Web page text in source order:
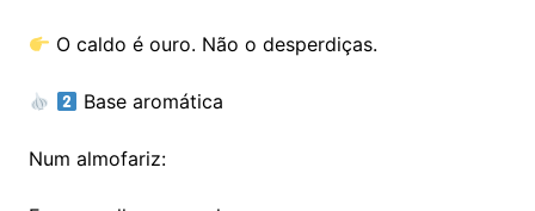
O caldo é ouro. Não o desperdiças.
Base aromática
Num almofariz: